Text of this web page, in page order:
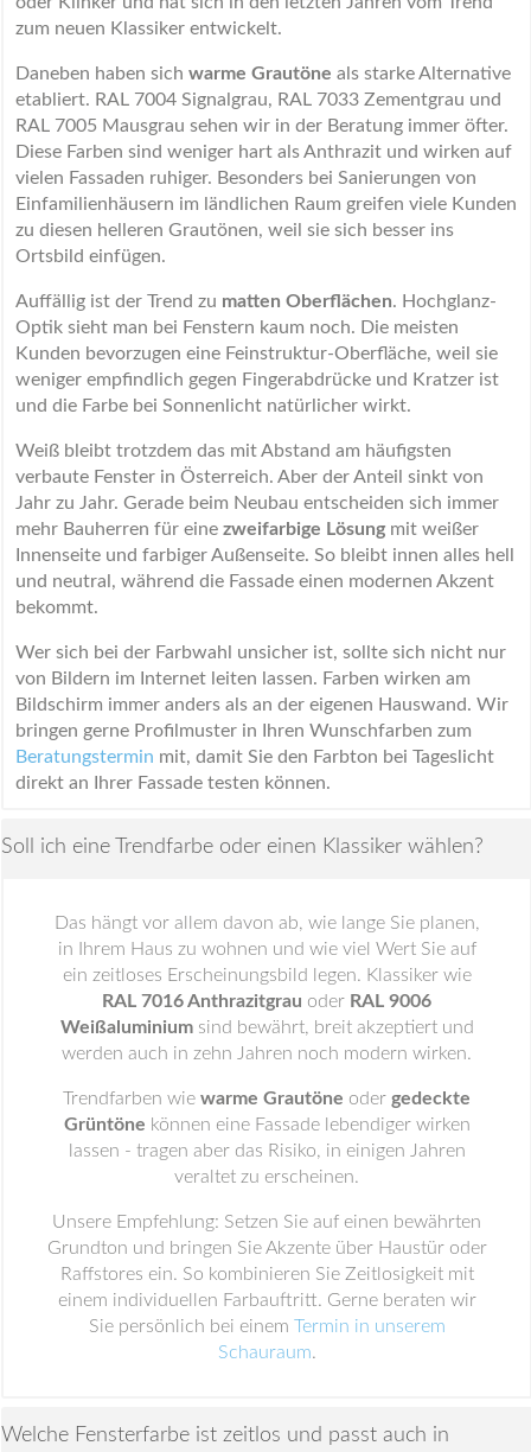
zum neuen Klassiker entwickelt.
Daneben haben sich warme Grautöne als starke Alternative
etabliert. RAL 7004 Signalgrau, RAL 7033 Zementgrau und
RAL 7005 Mausgrau sehen wir in der Beratung immer öfter.
Diese Farben sind weniger hart als Anthrazit und wirken auf
vielen Fassaden ruhiger. Besonders bei Sanierungen von
Einfamilienhäusern im ländlichen Raum greifen viele Kunden
zu diesen helleren Grautönen, weil sie sich besser ins
Ortsbild einfügen.
Auffällig ist der Trend zu matten Oberflächen. Hochglanz-
Optik sieht man bei Fenstern kaum noch. Die meisten
Kunden bevorzugen eine Feinstruktur-Oberfläche, weil sie
weniger empfindlich gegen Fingerabdrücke und Kratzer ist
und die Farbe bei Sonnenlicht natürlicher wirkt.
Weiß bleibt trotzdem das mit Abstand am häufigsten
verbaute Fenster in Österreich. Aber der Anteil sinkt von
Jahr zu Jahr. Gerade beim Neubau entscheiden sich immer
mehr Bauherren für eine zweifarbige Lösung mit weißer
Innenseite und farbiger Außenseite. So bleibt innen alles hell
und neutral, während die Fassade einen modernen Akzent
bekommt.
Wer sich bei der Farbwahl unsicher ist, sollte sich nicht nur
von Bildern im Internet leiten lassen. Farben wirken am
Bildschirm immer anders als an der eigenen Hauswand. Wir
bringen gerne Profilmuster in Ihren Wunschfarben zum
Beratungstermin mit, damit Sie den Farbton bei Tageslicht
direkt an Ihrer Fassade testen können.
Soll ich eine Trendfarbe oder einen Klassiker wählen?
Das hängt vor allem davon ab, wie lange Sie planen,
in Ihrem Haus zu wohnen und wie viel Wert Sie auf
ein zeitloses Erscheinungsbild legen. Klassiker wie
RAL 7016 Anthrazitgrau oder RAL 9006
Weißaluminiumsind bewährt, breit akzeptiert und
werden auch in zehn Jahren noch modern wirken.
Trendfarben wie warme Grautöne oder gedeckte
Grüntöne können eine Fassade lebendiger wirken
lassen - tragen aber das Risiko, in einigen Jahren
veraltet zu erscheinen.
Unsere Empfehlung: Setzen Sie auf einen bewährten
Grundton und bringen Sie Akzente über Haustür oder
Raffstores ein. So kombinieren Sie Zeitlosigkeit mit
einem individuellen Farbauftritt. Gerne beraten wir
Sie persönlich bei einem Termin in unserem
Schauraum.
Welche Fensterfarbe ist zeitlos und passt auch in